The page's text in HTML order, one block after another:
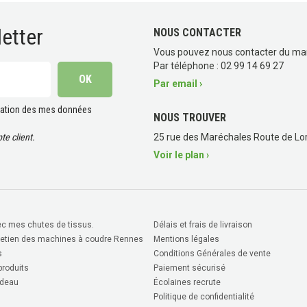
des mes données
client.
NOUS CONTACTER
Vous pouvez nous contacter du
Par téléphone : 02 99 14 69 27
Par email ›
NOUS TROUVER
25 rue des Maréchales Route de
Voir le plan ›
mes chutes de tissus.
des machines à coudre Rennes
Délais et frais de livraison
Mentions légales
Conditions Générales de vente
Paiement sécurisé
Écolaines recrute
Politique de confidentialité